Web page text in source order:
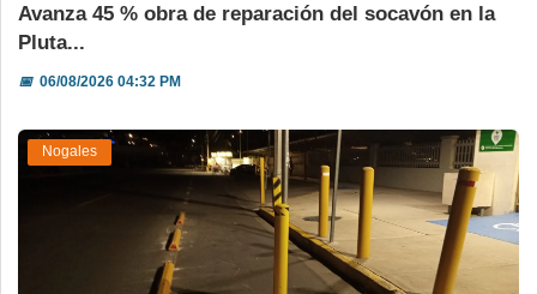
Avanza 45 % obra de reparación del socavón en la
Pluta...
📅06/08/2026 04:32 PM
Nogales